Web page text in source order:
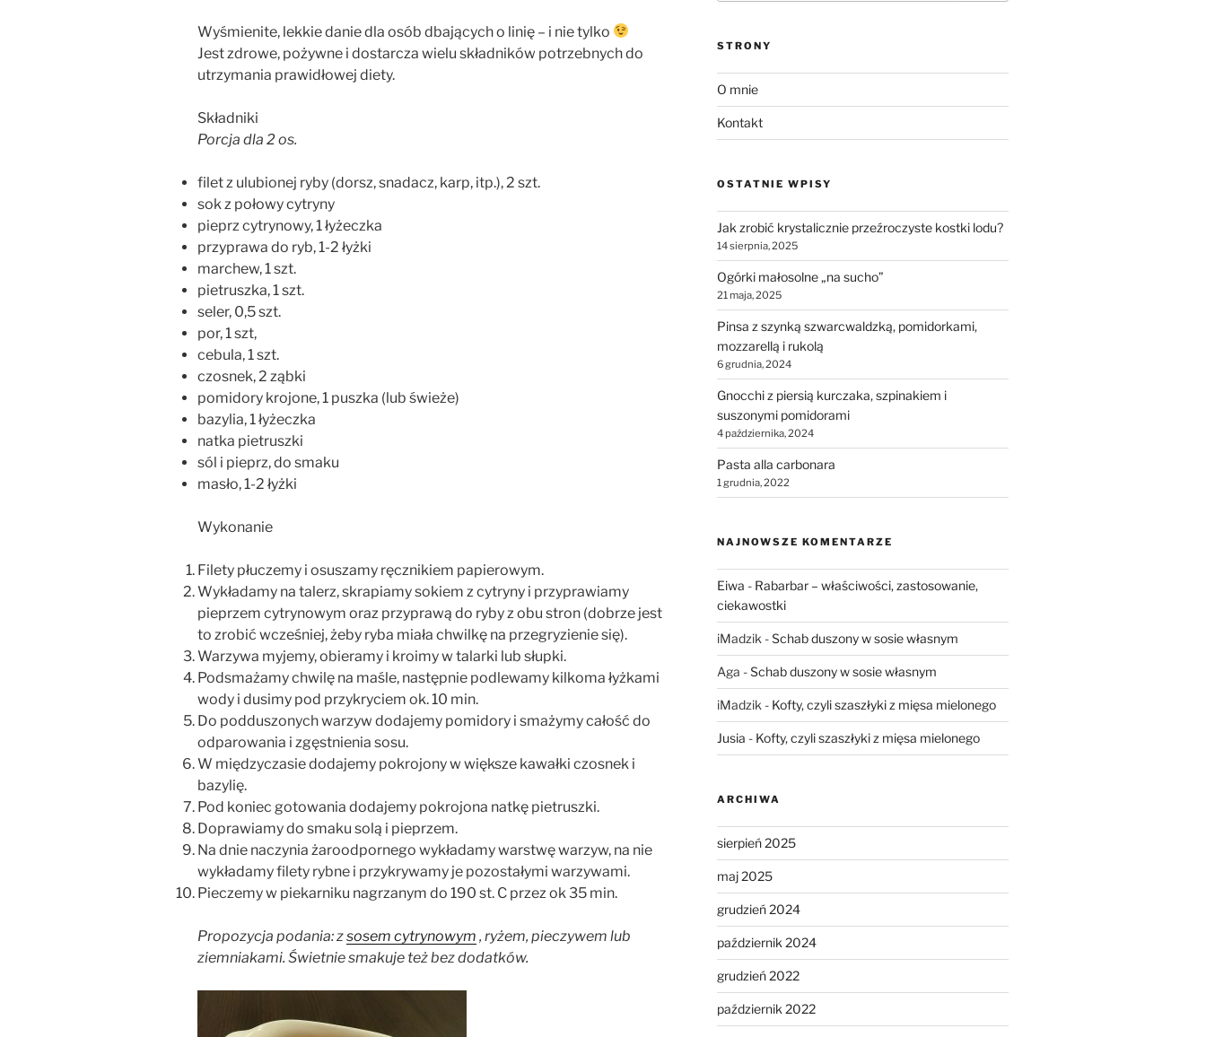
Wyśmienite, lekkie danie dla osób dbających o linię – i nie tylko
Jest zdrowe, pożywne i dostarcza wielu składników potrzebnych do
utrzymania prawidłowej diety.
Składniki
Porcja dla 2 os.
filet z ulubionej ryby (dorsz, snadacz, karp, itp.), 2 szt.
sok z połowy cytryny
pieprz cytrynowy, 1 łyżeczka
przyprawa do ryb, 1-2 łyżki
marchew, 1 szt.
pietruszka, 1 szt.
seler, 0,5 szt.
por, 1 szt,
cebula, 1 szt.
czosnek, 2 ząbki
pomidory krojone, 1 puszka (lub świeże)
bazylia, 1 łyżeczka
natka pietruszki
sól i pieprz, do smaku
masło, 1-2 łyżki
Wykonanie
Filety płuczemy i osuszamy ręcznikiem papierowym.
Wykładamy na talerz, skrapiamy sokiem z cytryny i przyprawiamy
pieprzem cytrynowym oraz przyprawą do ryby z obu stron (dobrze jest
to zrobić wcześniej, żeby ryba miała chwilkę na przegryzienie się).
Warzywa myjemy, obieramy i kroimy w talarki lub słupki.
Podsmażamy chwilę na maśle, następnie podlewamy kilkoma łyżkami
wody i dusimy pod przykryciem ok. 10 min.
Do podduszonych warzyw dodajemy pomidory i smażymy całość do
odparowania i zgęstnienia sosu.
W międzyczasie dodajemy pokrojony w większe kawałki czosnek i
bazylię.
Pod koniec gotowania dodajemy pokrojona natkę pietruszki.
Doprawiamy do smaku solą i pieprzem.
Na dnie naczynia żaroodpornego wykładamy warstwę warzyw, na nie
wykładamy filety rybne i przykrywamy je pozostałymi warzywami.
Pieczemy w piekarniku nagrzanym do 190 st. C przez ok 35 min.
Propozycja podania: zsosem cytrynowym , ryżem, pieczywem lub
ziemniakami. Świetnie smakuje też bez dodatków.
STRONY
O mnie
Kontakt
OSTATNIE WPISY
Jak zrobić krystalicznie przeźroczyste kostki lodu?
14 sierpnia, 2025
Ogórki małosolne „na sucho”
21 maja, 2025
Pinsa z szynką szwarcwaldzką, pomidorkami,
mozzarellą i rukolą
6 grudnia, 2024
Gnocchi z piersią kurczaka, szpinakiem i
suszonymi pomidorami
4 października, 2024
Pasta alla carbonara
1 grudnia, 2022
NAJNOWSZE KOMENTARZE
Eiwa - Rabarbar – właściwości, zastosowanie,
ciekawostki
iMadzik -Schab duszony w sosie własnym
Aga -Schab duszony w sosie własnym
iMadzik - Kofty, czyli szaszłyki z mięsa mielonego
Jusia - Kofty, czyli szaszłyki z mięsa mielonego
ARCHIWA
sierpień 2025
maj 2025
grudzień 2024
październik 2024
grudzień 2022
październik 2022